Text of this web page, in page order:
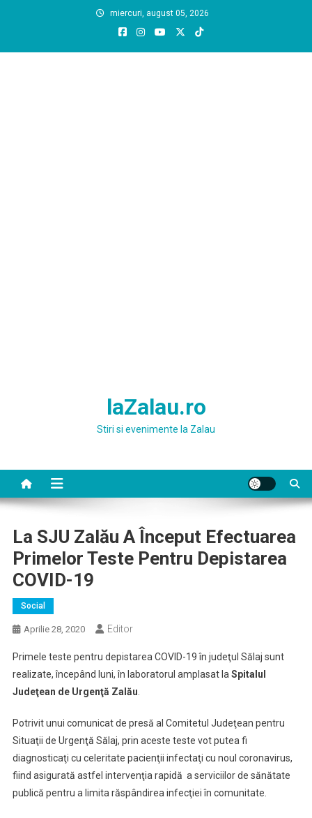
miercuri, august 05, 2026
laZalau.ro
Stiri si evenimente la Zalau
La SJU Zalău A Început Efectuarea
Primelor Teste Pentru Depistarea
COVID-19
Social
Aprilie 28, 2020 Editor
Primele teste pentru depistarea COVID-19 în judeţul Sălaj sunt
realizate, începând luni, în laboratorul amplasat la Spitalul
Judeţean de Urgenţă Zalău
Potrivit unui comunicat de presă al Comitetul Judeţean pentru
Situaţii de Urgenţă Sălaj, prin aceste teste vot putea fi
diagnosticaţi cu celeritate pacienţii infectaţi cu noul coronavirus,
fiind asigurată astfel intervenţia rapidă a serviciilor de sănătate
publică pentru a limita răspândirea infecţiei în comunitate.